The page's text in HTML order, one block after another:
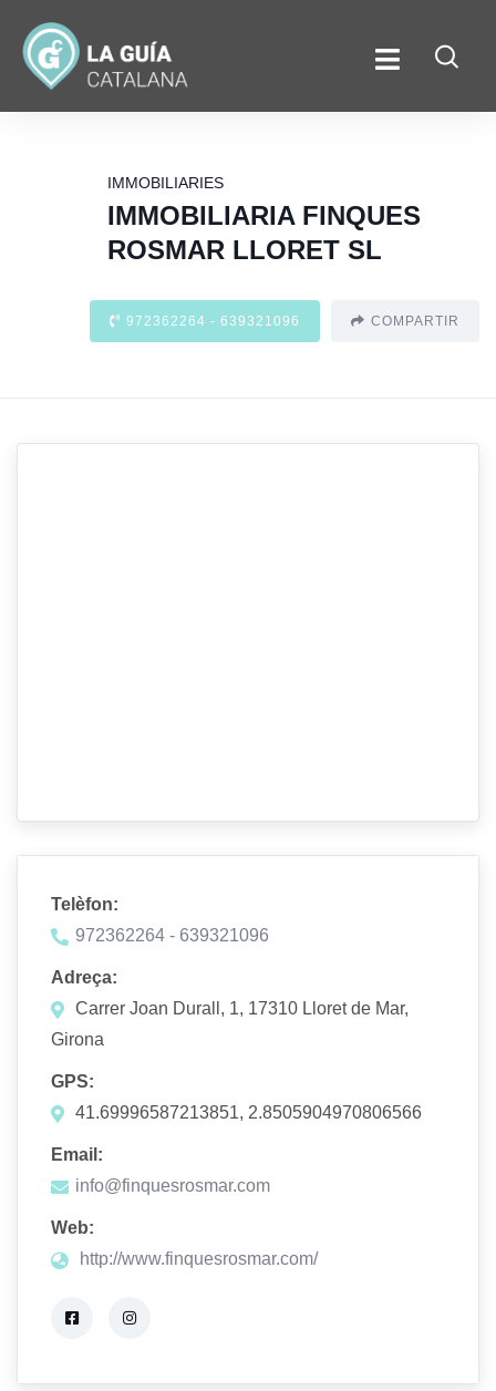
IMMOBILIARIES
IMMOBILIARIA FINQUES
ROSMAR LLORET SL
972362264 - 639321096 COMPARTIR
Telèfon:
972362264 - 639321096
Adreça:
Carrer Joan Durall, 1, 17310 Lloret de Mar,
Girona
GPS:
41.69996587213851, 2.8505904970806566
Email:
info@finquesrosmar.com
Web:
http://www.finquesrosmar.com/